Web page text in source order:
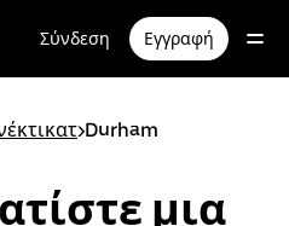
Σύνδεση Εγγραφή
>Durham
μια